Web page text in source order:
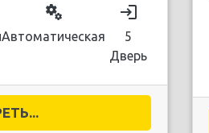
miscellaneous_services
Автоматическая
login
5
Дверь